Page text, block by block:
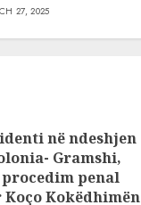
27, 2025
në ndeshjen
Gramshi,
penal
Koço Kokëdhimën